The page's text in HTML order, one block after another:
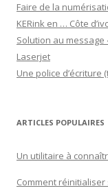
Faire de la
KERink en … Côte
Solution au message
Laserjet
Une police d’écriture
ARTICLES POPULAIRES
Un utilitaire à
Comment